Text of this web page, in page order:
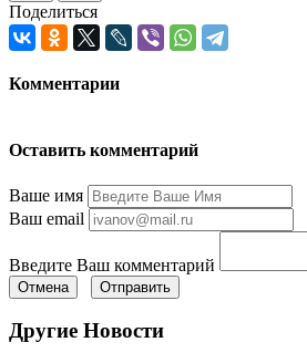
Поделиться
Комментарии
Оставить комментарий
Ваше имя
Ваш email
Введите Ваш комментарий
Отмена Отправить
Другие Новости